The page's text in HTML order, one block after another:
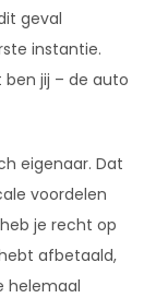
geval
instantie.
jij – de auto
eigenaar. Dat
voordelen
je recht op
afbetaald,
helemaal